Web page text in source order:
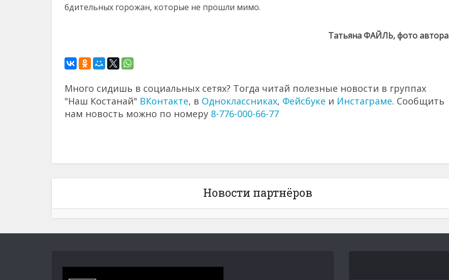
бдительных горожан, которые не прошли мимо.
Татьяна ФАЙЛЬ, фото автора
Много сидишь в социальных сетях? Тогда читай полезные новости в группах
"Наш Костанай" ВКонтакте, в Одноклассниках, Фейсбуке и Инстаграме. Сообщить
нам новость можно по номеру 8-776-000-66-77
Новости партнёров